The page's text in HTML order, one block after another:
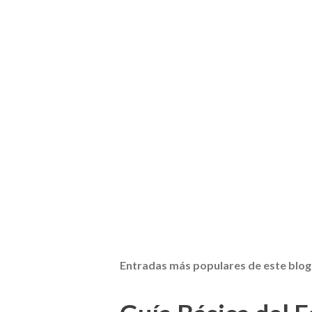
Entradas más populares de este blog